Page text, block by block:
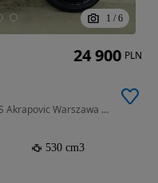
1 / 6
530 cm3 • 47 KM • T-Max 530 XP 530 ABS Akrapovic Warszawa K-Moto
530 cm3
24 900 PLN